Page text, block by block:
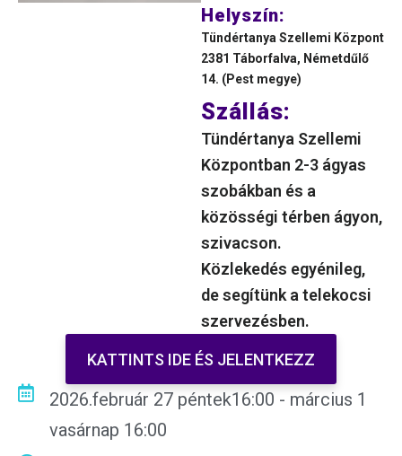
Helyszín:
Tündértanya Szellemi Központ
2381 Táborfalva, Németdűlő
14. (Pest megye)
Szállás:
Tündértanya Szellemi
Központban 2-3 ágyas
szobákban és a
közösségi térben ágyon,
szivacson.
Közlekedés egyénileg,
de segítünk a telekocsi
szervezésben.
KATTINTS IDE ÉS JELENTKEZZ
2026.február 27 péntek16:00 - március 1
vasárnap 16:00